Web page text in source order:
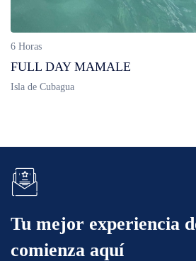
6 Horas
FULL DAY MAMALE
Isla de Cubagua
Tu mejor experiencia
comienza aquí